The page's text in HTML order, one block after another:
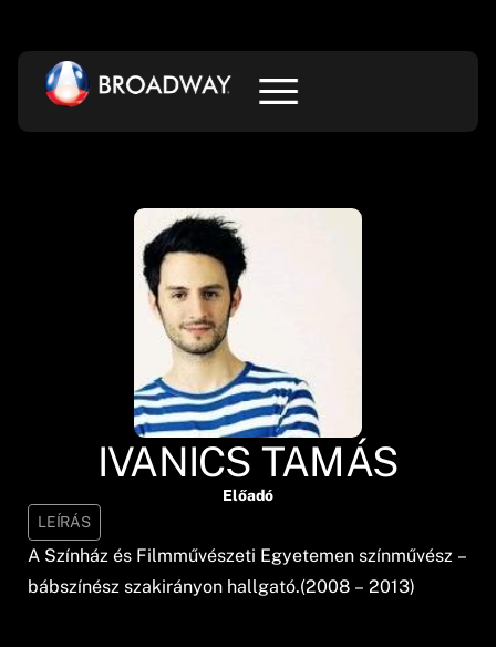
IVANICS TAMÁS
Előadó
LEÍRÁS
A Színház és Filmművészeti Egyetemen színművész –
bábszínész szakirányon hallgató.(2008 – 2013)